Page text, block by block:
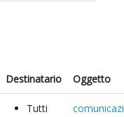
Destinatario Oggetto
Tutti